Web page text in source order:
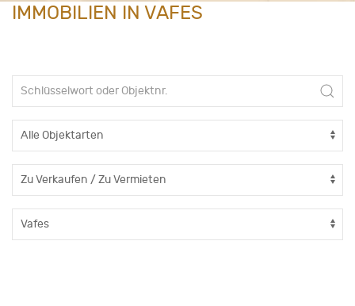
IMMOBILIEN IN VAFES